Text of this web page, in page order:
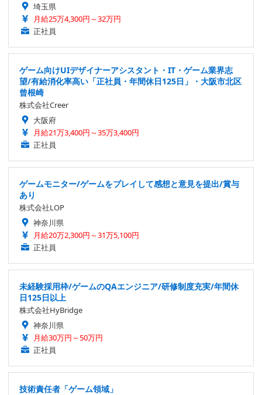
埼玉県
月給25万4,300円～32万円
正社員
ゲーム向けUIデザイナーアシスタント・IT・ゲーム業界志
望/有給消化率高い「正社員・年間休日125日」・大阪市北区
曾根崎
株式会社Creer
大阪府
月給21万3,400円～35万3,400円
正社員
ゲームモニター/ゲームをプレイして感想と意見を提出/賞与
あり
株式会社LOP
神奈川県
月給20万2,300円～31万5,100円
正社員
未経験採用枠/ゲームのQAエンジニア/研修制度充実/年間休
日125日以上
株式会社HyBridge
神奈川県
月給30万円～50万円
正社員
技術責任者「ゲーム領域」